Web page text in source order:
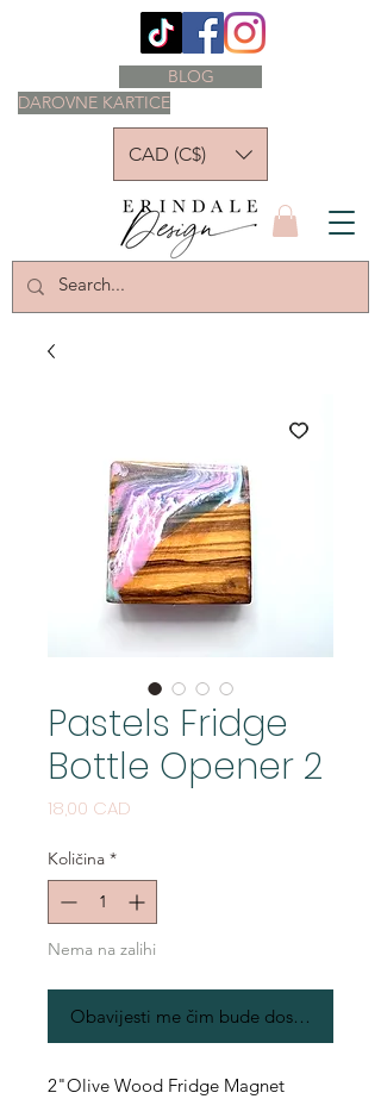
DAROVNE KARTICE
BLOG
CAD (C$)
Pastels Fridge
Bottle Opener 2
18,00 CAD
Količina *
Nema na zalihi
Obavijesti me čim bude dostupno
2"Olive Wood Fridge Magnet